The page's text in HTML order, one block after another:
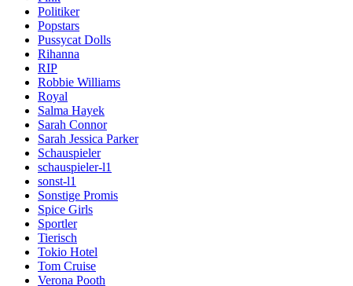
Politiker
Popstars
Pussycat Dolls
Rihanna
RIP
Robbie Williams
Royal
Salma Hayek
Sarah Connor
Sarah Jessica Parker
Schauspieler
schauspieler-l1
sonst-l1
Sonstige Promis
Spice Girls
Sportler
Tierisch
Tokio Hotel
Tom Cruise
Verona Pooth